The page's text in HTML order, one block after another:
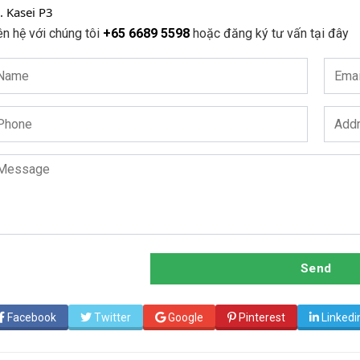
⁠Kasei P3
hệ với chúng tôi +65 6689 5598 hoặc đăng ký tư vấn tại đây
Send
Facebook Twitter Google Pinterest